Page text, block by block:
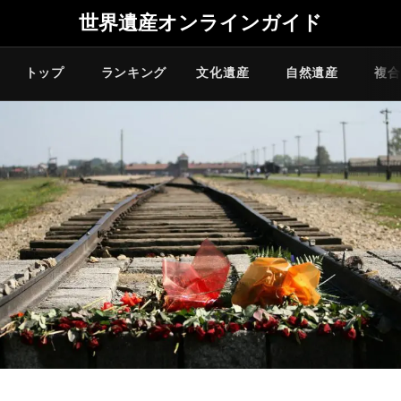
世界遺産オンラインガイド
トップ ランキング 文化遺産 自然遺産 複